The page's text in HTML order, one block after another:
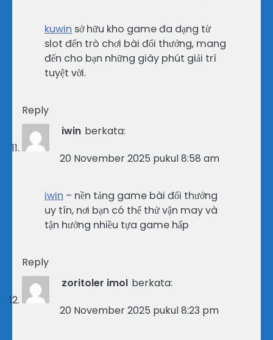
kuwin sở hữu kho game đa dạng từ
slot đến trò chơi bài đổi thưởng, mang
đến cho bạn những giây phút giải trí
tuyệt vời.
Reply
iwin berkata:
20 November 2025 pukul 8:58 am
iwin – nền tảng game bài đổi thưởng
uy tín, nơi bạn có thể thử vận may và
tận hưởng nhiều tựa game hấp
Reply
zoritoler imol berkata:
20 November 2025 pukul 8:23 pm